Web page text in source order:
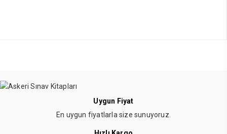
Uygun Fiyat
En uygun fiyatlarla size sunuyoruz.